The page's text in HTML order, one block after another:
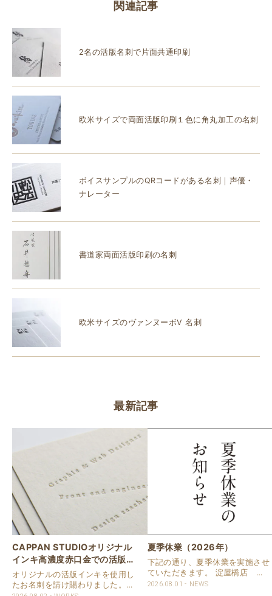
関連記事
2名の活版名刺で片面共通印刷
欧米サイズで両面活版印刷１色に角丸加工の名刺
ボイスサンプルのQRコードがある名刺｜声優・
ナレーター
書道家両面活版印刷の名刺
欧米サイズのヴァンヌーボV 名刺
最新記事
CAPPAN STUDIOオリジナル
インキ高濃度赤口金での活版名
刺
オリジナルの活版インキを使用し
たお名刺を請け賜わりました。
夏季休業（2026年）
下記の通り、夏季休業を実施させ
ていただきます。 淀屋橋店 通
常営業いたします。 奈良店 8月
2026.08.01 NEWS